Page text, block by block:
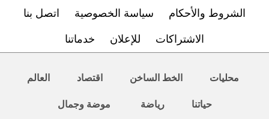
الشروط والأحكام سياسة الخصوصية اتصل بنا
الاشتراكات للإعلان خدماتنا
محليات الخط الساخن اقتصاد العالم
حياتنا رياضة موضة وجمال